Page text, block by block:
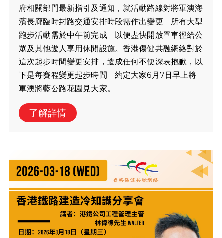
府相關部門最新指引及通知，就活動路線對將軍澳海
濱長廊臨時封路交通安排時段需作出變更，所有大型
跑步活動需於中午前完成，以便盡快開放單車徑給公
眾及其他遊人享用休閒設施。香港傷健共融網絡對於
這次起步時間變更安排，造成任何不便深表抱歉，以
下是每賽程變更起步時間，約定大家6月7日早上將
軍澳將藍公路花園見大家。
了解詳情